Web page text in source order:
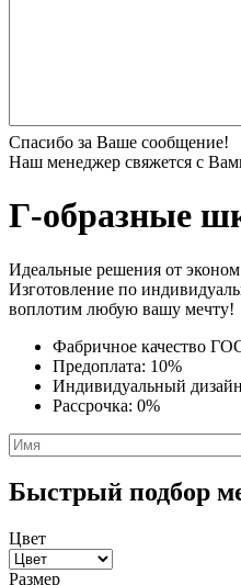
Спасибо за Ваше сообщение!
Наш менеджер свяжется с
Г-образные
Идеальные решения от
Изготовление по
воплотим любую вашу мечту!
Фабричное качество
Предоплата: 10%
Индивидуальный
Рассрочка: 0%
Быстрый подбор
Цвет
Размер